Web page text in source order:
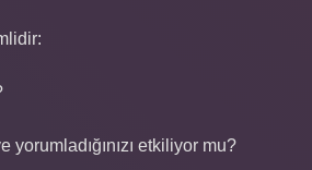
etkiliyor mu?